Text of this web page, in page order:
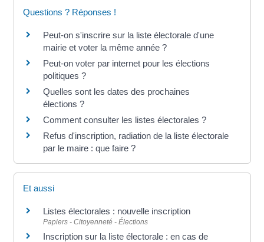
Questions ? Réponses !
Peut-on s'inscrire sur la liste électorale d'une
mairie et voter la même année ?
Peut-on voter par internet pour les élections
politiques ?
Quelles sont les dates des prochaines
élections ?
Comment consulter les listes électorales ?
Refus d'inscription, radiation de la liste électorale
par le maire : que faire ?
Et aussi
Listes électorales : nouvelle inscription
Papiers - Citoyenneté - Élections
Inscription sur la liste électorale : en cas de